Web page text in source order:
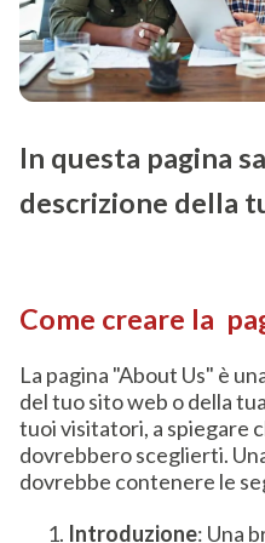
In questa pagina
descrizione della
Come creare la
La pagina "About Us" è
del tuo sito web o della
tuoi visitatori, a spiegare
dovrebbero sceglierti.
dovrebbe contenere le
Introduzione: Una